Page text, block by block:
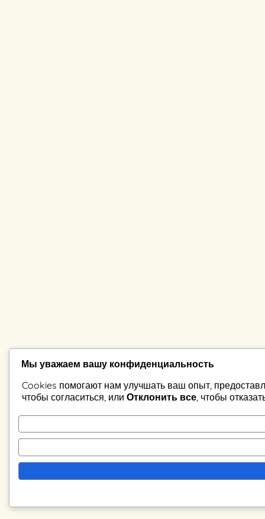
Мы уважаем вашу конфиденциальность
Cookies помогают нам улучшать ваш опыт,
чтобы согласиться, или Отклонить все , чтобы